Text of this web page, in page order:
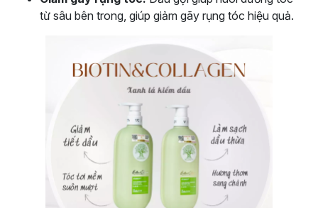
từ sâu bên trong, giúp giảm gãy rụng tóc hiệu quả.